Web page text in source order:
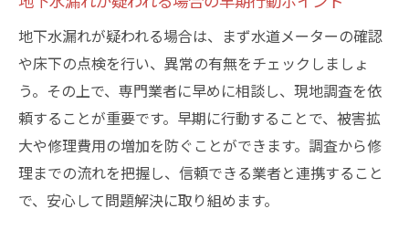
地下水漏れが疑われる場合は、まず水道メーターの確認
や床下の点検を行い、異常の有無をチェックしましょ
う。その上で、専門業者に早めに相談し、現地調査を依
頼することが重要です。早期に行動することで、被害拡
大や修理費用の増加を防ぐことができます。調査から修
理までの流れを把握し、信頼できる業者と連携すること
で、安心して問題解決に取り組めます。